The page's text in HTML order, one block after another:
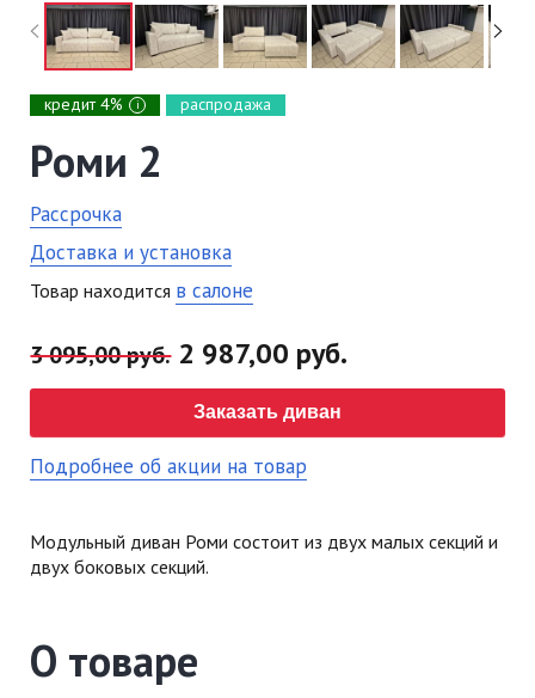
кредит 4% i распродажа
Роми 2
Рассрочка
Доставка и установка
Товар находится в салоне
3 095,00 руб.2 987,00 руб.
Заказать диван
Подробнее об акции на товар
Модульный диван Роми состоит из двух малых секций и
двух боковых секций.
О товаре